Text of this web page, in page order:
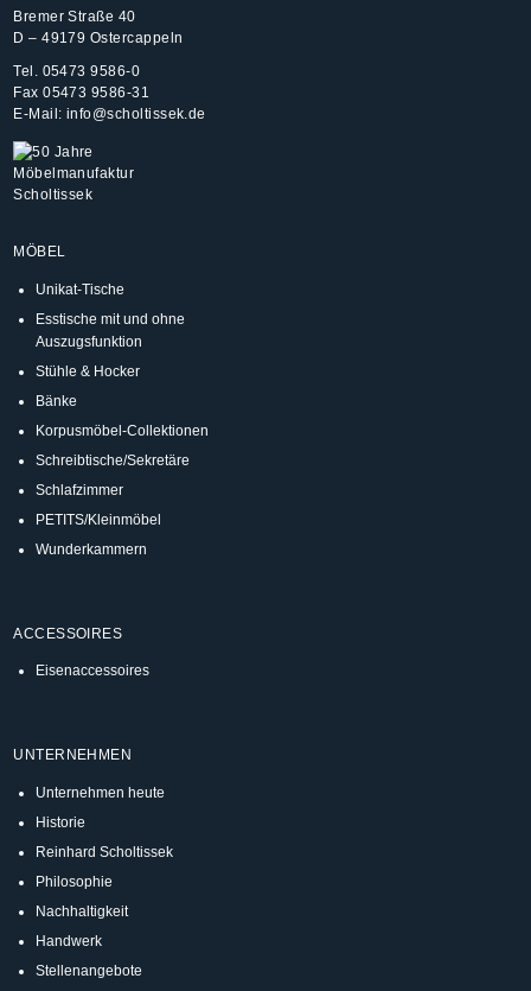
Bremer Straße 40
D – 49179 Ostercappeln
Tel. 05473 9586-0
Fax 05473 9586-31
E-Mail: info@scholtissek.de
MÖBEL
Unikat-Tische
Esstische mit und ohne
Auszugsfunktion
Stühle & Hocker
Bänke
Korpusmöbel-Collektionen
Schreibtische/Sekretäre
Schlafzimmer
PETITS/Kleinmöbel
Wunderkammern
ACCESSOIRES
Eisenaccessoires
UNTERNEHMEN
Unternehmen heute
Historie
Reinhard Scholtissek
Philosophie
Nachhaltigkeit
Handwerk
Stellenangebote